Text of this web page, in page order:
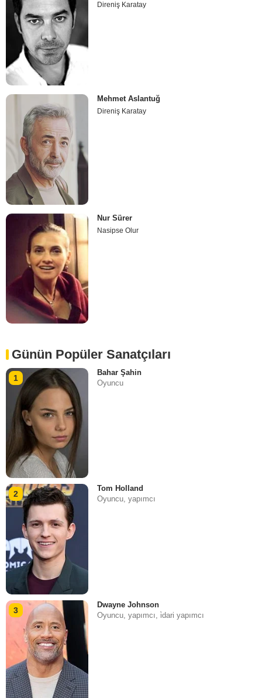
Direniş Karatay
Mehmet Aslantuğ
Direniş Karatay
Nur Sürer
Nasipse Olur
Günün Popüler Sanatçıları
1
Bahar Şahin
Oyuncu
2
Tom Holland
Oyuncu, yapımcı
3
Dwayne Johnson
Oyuncu, yapımcı, i̇dari yapımcı